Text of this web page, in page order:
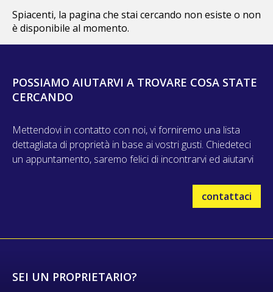
Spiacenti, la pagina che stai cercando non esiste o non
è disponibile al momento.
POSSIAMO AIUTARVI A TROVARE COSA STATE
CERCANDO
Mettendovi in contatto con noi, vi forniremo una lista
dettagliata di proprietà in base ai vostri gusti. Chiedeteci
un appuntamento, saremo felici di incontrarvi ed aiutarvi
contattaci
SEI UN PROPRIETARIO?